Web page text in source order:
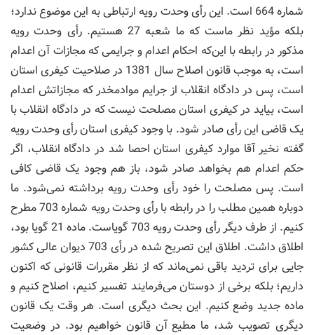
شماره 664 است. این رأی وحدت رویه ارتباطی به این موضوع ندارد؛
بلکه مؤید نظر ماست که ما شعبه 27 هستیم. رأی وحدت رویه
مذکور در رابطه با این‌که احکام اعدام و جرایمی که مجازات آن اعدام
است، به موجب قانون اصلاح سال 1381 در صلاحیت کیفری استان
است، پس در دادگاه انقلاب از جرایم موادمخدر که مجازاتش اعدام
است، بیاید در کیفری استان مصلحت نیست که در دادگاه انقلاب با
یک قاضی این رأی صادر شود. با وجود کیفری استان رأی وحدت رویه
گفته نخیر آقا موارد کیفری استان احصا شد در دادگاه انقلاب، اگر
حکم اعدام هم بخواهد صادر شود، باز هم وجود یک قاضی کافی
است. پس مصلحت را خود رأی وحدت رویه برداشته نمی‌شود. ما
دوباره همین مطلب را در رابطه با رأی وحدت رویه شماره 703 مطرح
کنیم. از طرف دیگر رأی وحدت رویه 703 گویاست. ماده 21 گویا بود،
اطلاق داشت. اطلاق این تصریح شده در رأی 703 دیوان عالی کشور
جایی برای تردید باقی نمی‌ماند که از نظر مقررات قانونی که اکنون
داریم؛ بلکه برخی از دوستان می‌فرمایند تفسیر کنیم، اصلاح کنیم و
ماده جدید وضع کنیم. این بحث دیگری است. هر وقت یک قانون
دیگری تصویب شد، ما مطیع آن قانون خواهیم بود. در وضعیت